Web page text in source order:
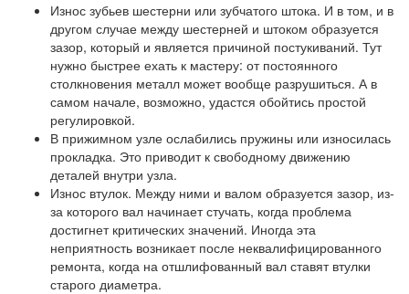
Износ зубьев шестерни или зубчатого штока. И в том, и в
другом случае между шестерней и штоком образуется
зазор, который и является причиной постукиваний. Тут
нужно быстрее ехать к мастеру: от постоянного
столкновения металл может вообще разрушиться. А в
самом начале, возможно, удастся обойтись простой
регулировкой.
В прижимном узле ослабились пружины или износилась
прокладка. Это приводит к свободному движению
деталей внутри узла.
Износ втулок. Между ними и валом образуется зазор, из-
за которого вал начинает стучать, когда проблема
достигнет критических значений. Иногда эта
неприятность возникает после неквалифицированного
ремонта, когда на отшлифованный вал ставят втулки
старого диаметра.